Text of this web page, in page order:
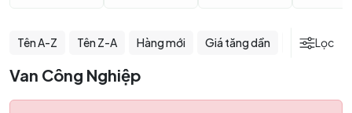
Van Công Nghiệp
Tên A-Z Tên Z-A Hàng mới Giá tăng dần Giá giảm
Lọc